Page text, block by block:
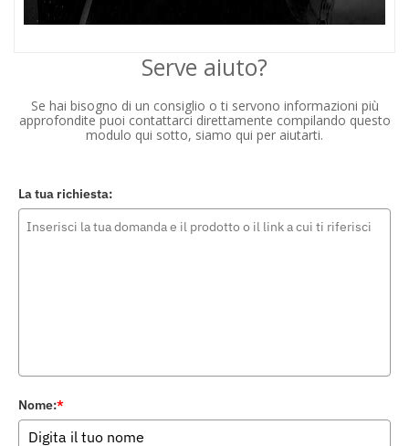
Serve aiuto?
Se hai bisogno di un consiglio o ti servono informazioni più
approfondite puoi contattarci direttamente compilando questo
modulo qui sotto, siamo qui per aiutarti.
La tua richiesta:
Nome:*